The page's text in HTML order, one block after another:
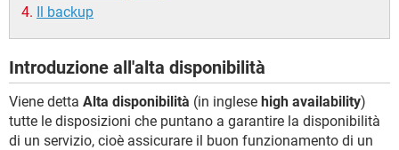
Il backup
Introduzione all'alta disponibilità
Viene detta Alta disponibilità (in inglese high availability)
tutte le disposizioni che puntano a garantire la disponibilità
di un servizio, cioè assicurare il buon funzionamento di un